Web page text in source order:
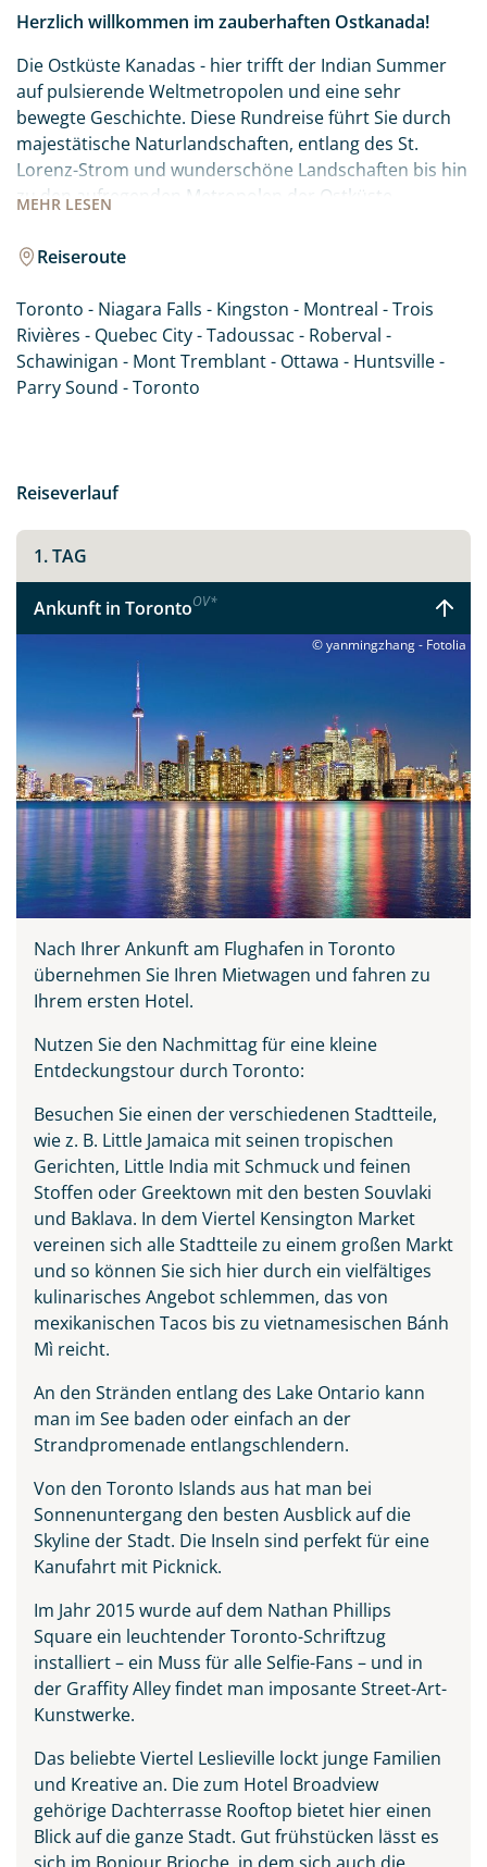
MEHR LESEN
Herzlich willkommen im zauberhaften Ostkanada!
Die Ostküste Kanadas - hier trifft der Indian Summer
auf pulsierende Weltmetropolen und eine sehr
bewegte Geschichte. Diese Rundreise führt Sie durch
majestätische Naturlandschaften, entlang des St.
Lorenz-Strom und wunderschöne Landschaften bis hin
zu den aufregenden Metropolen der Ostküste.
Niagarafälle auf einer Reise durch Ostkanada nicht
fehlen.
Reiseroute
Toronto - Niagara Falls - Kingston - Montreal - Trois
Rivières - Quebec City - Tadoussac - Roberval -
Schawinigan - Mont Tremblant - Ottawa - Huntsville -
Parry Sound - Toronto
Reiseverlauf
1. TAG
Ankunft in TorontoOV*
© yanmingzhang - Fotolia
Nach Ihrer Ankunft am Flughafen in Toronto
übernehmen Sie Ihren Mietwagen und fahren zu
Ihrem ersten Hotel.
Nutzen Sie den Nachmittag für eine kleine
Entdeckungstour durch Toronto:
Besuchen Sie einen der verschiedenen Stadtteile,
wie z. B. Little Jamaica mit seinen tropischen
Gerichten, Little India mit Schmuck und feinen
Stoffen oder Greektown mit den besten Souvlaki
und Baklava. In dem Viertel Kensington Market
vereinen sich alle Stadtteile zu einem großen Markt
und so können Sie sich hier durch ein vielfältiges
kulinarisches Angebot schlemmen, das von
mexikanischen Tacos bis zu vietnamesischen Bánh
Mì reicht.
An den Stränden entlang des Lake Ontario kann
man im See baden oder einfach an der
Strandpromenade entlangschlendern.
Von den Toronto Islands aus hat man bei
Sonnenuntergang den besten Ausblick auf die
Skyline der Stadt. Die Inseln sind perfekt für eine
Kanufahrt mit Picknick.
Im Jahr 2015 wurde auf dem Nathan Phillips
Square ein leuchtender Toronto-Schriftzug
installiert – ein Muss für alle Selfie-Fans – und in
der Graffity Alley findet man imposante Street-Art-
Kunstwerke.
Das beliebte Viertel Leslieville lockt junge Familien
und Kreative an. Die zum Hotel Broadview
gehörige Dachterrasse Rooftop bietet hier einen
Blick auf die ganze Stadt. Gut frühstücken lässt es